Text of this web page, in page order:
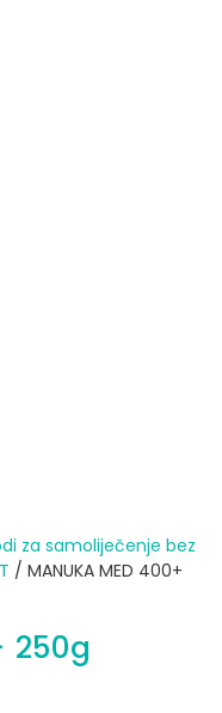
za samoliječenje bez
/ MANUKA MED 400+
250g